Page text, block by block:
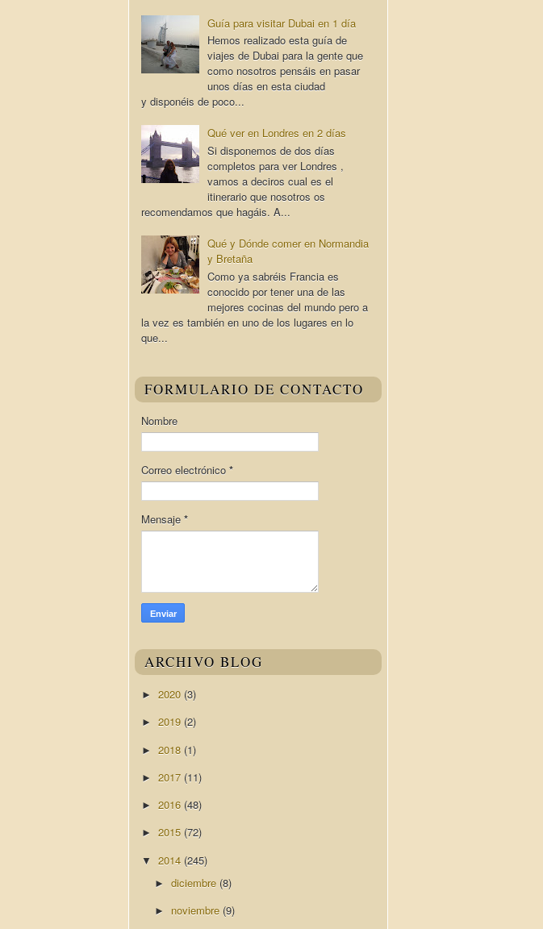
Guía para visitar Dubai en 1 día
Hemos realizado esta guía de
viajes de Dubai para la gente que
como nosotros pensáis en pasar
unos días en esta ciudad
y disponéis de poco...
Qué ver en Londres en 2 días
Si disponemos de dos días
completos para ver Londres ,
vamos a deciros cual es el
itinerario que nosotros os
recomendamos que hagáis. A...
Qué y Dónde comer en Normandia
y Bretaña
Como ya sabréis Francia es
conocido por tener una de las
mejores cocinas del mundo pero a
la vez es también en uno de los lugares en lo
que...
FORMULARIO DE CONTACTO
Nombre
Correo electrónico *
Mensaje *
ARCHIVO BLOG
► 2020 (3)
► 2019 (2)
► 2018 (1)
► 2017 (11)
► 2016 (48)
► 2015 (72)
▼ 2014 (245)
► diciembre (8)
► noviembre (9)